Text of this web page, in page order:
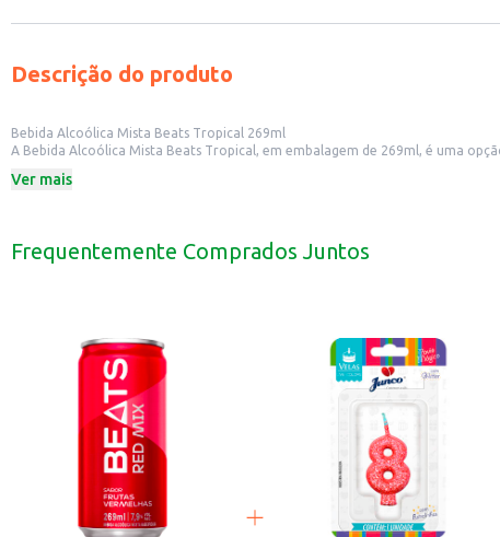
Descrição do produto
Bebida Alcoólica Mista Beats Tropical 269ml
A Bebida Alcoólica Mista Beats Tropical, em embalagem de 269ml, é uma
Dicas de Uso:
A Bebida Alcoólica Mista Beats Tropical é uma escolha saborosa e
Ver mais
Frequentemente Comprados Juntos